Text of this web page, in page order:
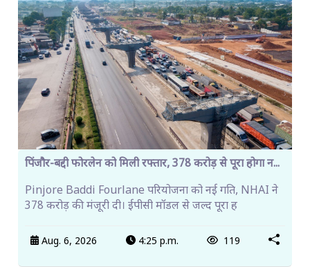
पिंजौर-बद्दी फोरलेन को मिली रफ्तार, 378 करोड़ से पूरा होगा न...
Pinjore Baddi Fourlane परियोजना को नई गति, NHAI ने
378 करोड़ की मंजूरी दी। ईपीसी मॉडल से जल्द पूरा ह
Aug. 6, 2026 4:25 p.m. 119